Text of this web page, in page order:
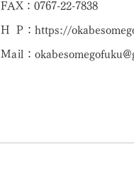
FAX：0767-22-7838
H P ： https://
Mail ：